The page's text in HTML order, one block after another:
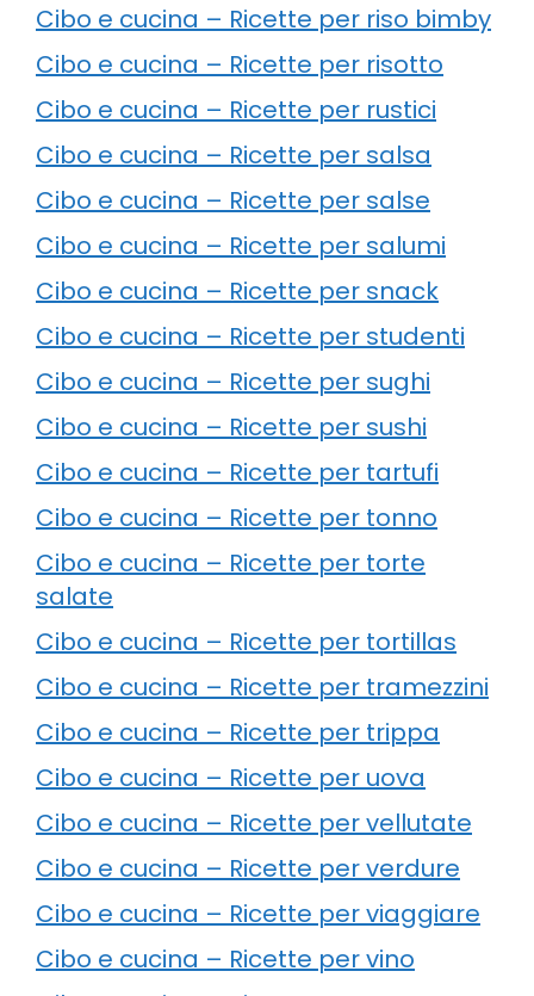
Cibo e cucina – Ricette per riso bimby
Cibo e cucina – Ricette per risotto
Cibo e cucina – Ricette per rustici
Cibo e cucina – Ricette per salsa
Cibo e cucina – Ricette per salse
Cibo e cucina – Ricette per salumi
Cibo e cucina – Ricette per snack
Cibo e cucina – Ricette per studenti
Cibo e cucina – Ricette per sughi
Cibo e cucina – Ricette per sushi
Cibo e cucina – Ricette per tartufi
Cibo e cucina – Ricette per tonno
Cibo e cucina – Ricette per torte
salate
Cibo e cucina – Ricette per tortillas
Cibo e cucina – Ricette per tramezzini
Cibo e cucina – Ricette per trippa
Cibo e cucina – Ricette per uova
Cibo e cucina – Ricette per vellutate
Cibo e cucina – Ricette per verdure
Cibo e cucina – Ricette per viaggiare
Cibo e cucina – Ricette per vino